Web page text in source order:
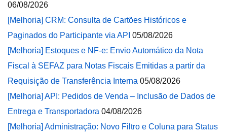
06/08/2026
[Melhoria] CRM: Consulta de Cartões Históricos e
Paginados do Participante via API 05/08/2026
[Melhoria] Estoques e NF-e: Envio Automático da Nota
Fiscal à SEFAZ para Notas Fiscais Emitidas a partir da
Requisição de Transferência Interna 05/08/2026
[Melhoria] API: Pedidos de Venda – Inclusão de Dados de
Entrega e Transportadora 04/08/2026
[Melhoria] Administração: Novo Filtro e Coluna para Status